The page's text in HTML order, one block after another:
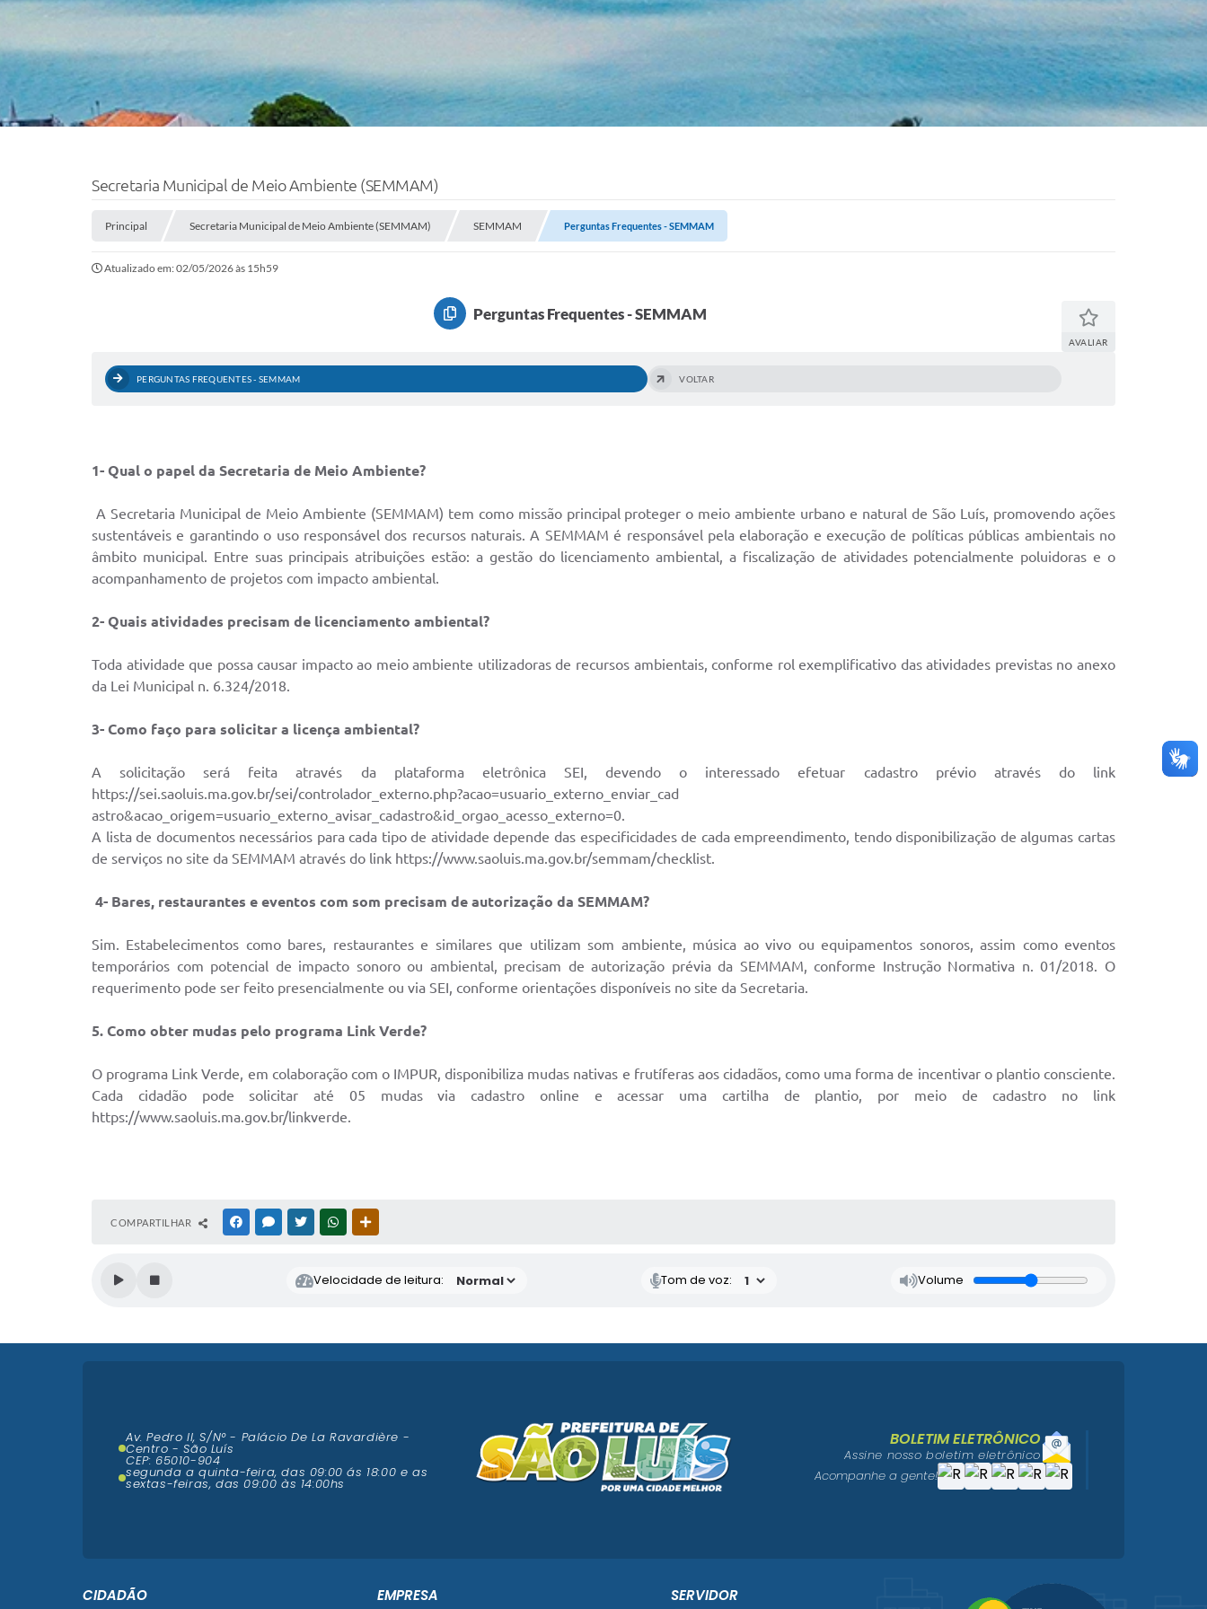
Secretaria Municipal de Meio Ambiente (SEMMAM)
Principal Secretaria Municipal de Meio Ambiente (SEMMAM) SEMMAM Perguntas Frequentes - SEMMAM
Atualizado em: 02/05/2026 às 15h59
Perguntas Frequentes - SEMMAM
AVALIAR
PERGUNTAS FREQUENTES - SEMMAM VOLTAR
1- Qual o papel da Secretaria de Meio Ambiente?
A Secretaria Municipal de Meio Ambiente (SEMMAM) tem como missão principal proteger o meio ambiente urbano e natural de São Luís, promovendo ações
sustentáveis e garantindo o uso responsável dos recursos naturais. A SEMMAM é responsável pela elaboração e execução de políticas públicas ambientais no
âmbito municipal. Entre suas principais atribuições estão: a gestão do licenciamento ambiental, a fiscalização de atividades potencialmente poluidoras e o
acompanhamento de projetos com impacto ambiental.
2- Quais atividades precisam de licenciamento ambiental?
Toda atividade que possa causar impacto ao meio ambiente utilizadoras de recursos ambientais, conforme rol exemplificativo das atividades previstas no anexo
da Lei Municipal n. 6.324/2018.
3- Como faço para solicitar a licença ambiental?
A solicitação será feita através da plataforma eletrônica SEI, devendo o interessado efetuar cadastro prévio através do link
https://sei.saoluis.ma.gov.br/sei/controlador_externo.php?acao=usuario_externo_enviar_cad
astro&acao_origem=usuario_externo_avisar_cadastro&id_orgao_acesso_externo=0.
A lista de documentos necessários para cada tipo de atividade depende das especificidades de cada empreendimento, tendo disponibilização de algumas cartas
de serviços no site da SEMMAM através do link https://www.saoluis.ma.gov.br/semmam/checklist.
4- Bares, restaurantes e eventos com som precisam de autorização da SEMMAM?
Sim. Estabelecimentos como bares, restaurantes e similares que utilizam som ambiente, música ao vivo ou equipamentos sonoros, assim como eventos
temporários com potencial de impacto sonoro ou ambiental, precisam de autorização prévia da SEMMAM, conforme Instrução Normativa n. 01/2018. O
requerimento pode ser feito presencialmente ou via SEI, conforme orientações disponíveis no site da Secretaria.
5. Como obter mudas pelo programa Link Verde?
O programa Link Verde, em colaboração com o IMPUR, disponibiliza mudas nativas e frutíferas aos cidadãos, como uma forma de incentivar o plantio consciente.
Cada cidadão pode solicitar até 05 mudas via cadastro online e acessar uma cartilha de plantio, por meio de cadastro no link
https://www.saoluis.ma.gov.br/linkverde.
COMPARTILHAR FACEBOOKMESSENGER
TWITTERWHATSAPP
Velocidade de leitura: Tom de voz: Volume
CIDADÃO EMPRESA SERVIDOR
Av. Pedro II, S/N° - Palácio De La Ravardière -
Centro - São Luís
CEP: 65010-904
segunda a quinta-feira, das 09:00 ás 18:00 e as
sextas-feiras, das 09:00 às 14:00hs
BOLETIM ELETRÔNICO
Assine nosso boletim eletrônico
Acompanhe a gente!